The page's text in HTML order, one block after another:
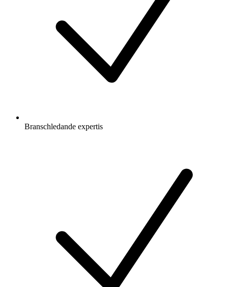
Branschledande expertis